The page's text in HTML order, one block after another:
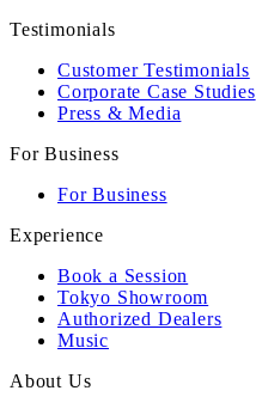
Testimonials
Customer Testimonials
Corporate Case Studies
Press & Media
For Business
For Business
Experience
Book a Session
Tokyo Showroom
Authorized Dealers
Music
About Us